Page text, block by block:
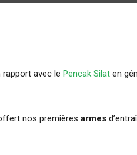
avec le Pencak Silat en
nos premières armes